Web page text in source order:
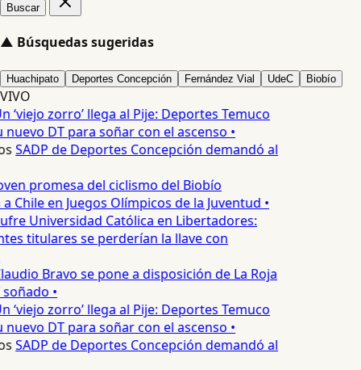
Buscar
▲ Búsquedas sugeridas
Huachipato Deportes Concepción Fernández Vial UdeC Biobío
VIVO
‘viejo zorro’ llega al Pije: Deportes Temuco
DT para soñar con el ascenso •
SADP de Deportes Concepción demandó al
promesa del ciclismo del Biobío
Chile en Juegos Olímpicos de la Juventud •
Universidad Católica en Libertadores:
titulares se perderían la llave con
Bravo se pone a disposición de La Roja
•
‘viejo zorro’ llega al Pije: Deportes Temuco
DT para soñar con el ascenso •
SADP de Deportes Concepción demandó al